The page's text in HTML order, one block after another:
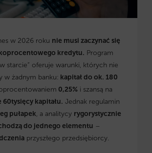
w 2026 roku nie musi zaczynać się
kredytu. Program
starcie” oferuje warunki, których nie
w żadnym banku: kapitał do ok. 180
0,25%i szansą na
kapitału. Jednak regulamin
pułapek, a analitycy rygorystycznie
do jednego elementu –
przyszłego przedsiębiorcy.